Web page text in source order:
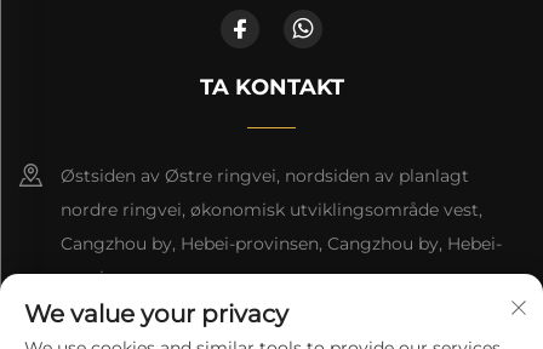
TA KONTAKT
Østsiden av Østre ringvei, nordsiden av planlagt
nordre ringvei, økonomisk utviklingsområde vest,
Cangzhou by, Hebei-provinsen, Cangzhou by, Hebei-
provinsen
+86-18617745678
We value your privacy